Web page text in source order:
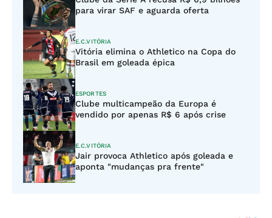
para virar SAF e aguarda oferta
E.C.VITÓRIA
Vitória elimina o Athletico na Copa do
Brasil em goleada épica
ESPORTES
Clube multicampeão da Europa é
vendido por apenas R$ 6 após crise
E.C.VITÓRIA
Jair provoca Athletico após goleada e
aponta "mudanças pra frente"